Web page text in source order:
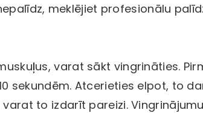
meklējiet profesionālu
varat sākt vingrināties.
sekundēm. Atcerieties elpot, to
to izdarīt pareizi.